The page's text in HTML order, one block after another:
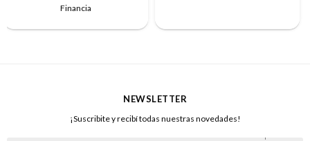
Financia
NEWSLETTER
¡Suscribite y recibí todas nuestras novedades!